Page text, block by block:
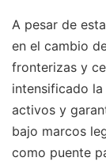
A pesar de
en el cambio
fronterizas y
intensificado
activos y
bajo marcos
como puente